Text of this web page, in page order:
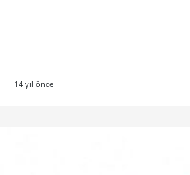
14 yıl önce